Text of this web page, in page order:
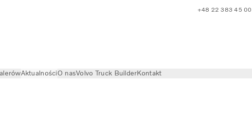
+48 22 383 45 00
AktualnościO nasVolvo Truck BuilderKontakt